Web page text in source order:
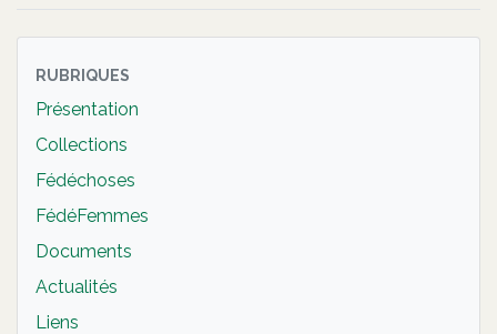
RUBRIQUES
Présentation
Collections
Fédéchoses
FédéFemmes
Documents
Actualités
Liens